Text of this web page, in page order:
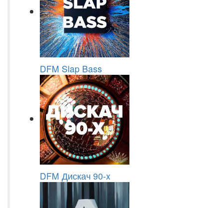
DFM Slap Bass
DFM Дискач 90-x